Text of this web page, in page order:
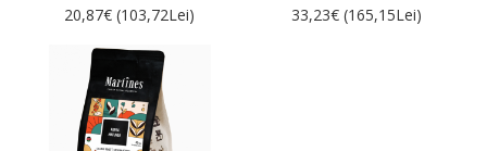
20,87€ (103,72Lei) 33,23€ (165,15Lei)